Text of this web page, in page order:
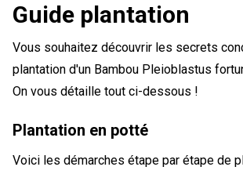
Guide plantation
Vous souhaitez découvrir les secrets
plantation d'un Bambou Pleioblastus
On vous détaille tout ci-dessous !
Plantation en potté
Voici les démarches étape par étape de